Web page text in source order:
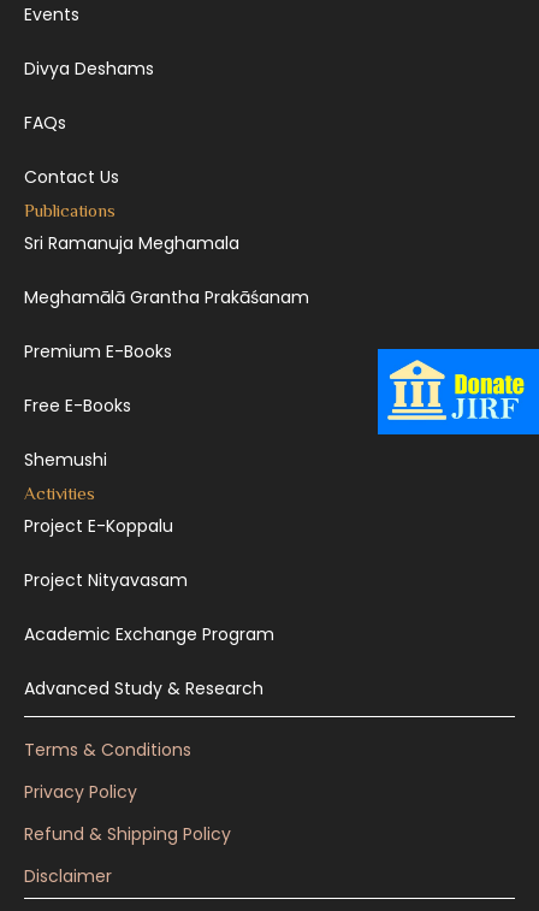
Events
Divya Deshams
FAQs
Contact Us
Publications
Sri Ramanuja Meghamala
Meghamālā Grantha Prakāśanam
Premium E-Books
Free E-Books
Shemushi
Activities
Project E-Koppalu
Project Nityavasam
Academic Exchange Program
Advanced Study & Research
Terms & Conditions
Privacy Policy
Refund & Shipping Policy
Disclaimer